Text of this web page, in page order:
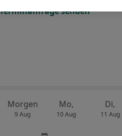
senden
Morgen
9 Aug
Mo,
10 Aug
Di,
11 Aug